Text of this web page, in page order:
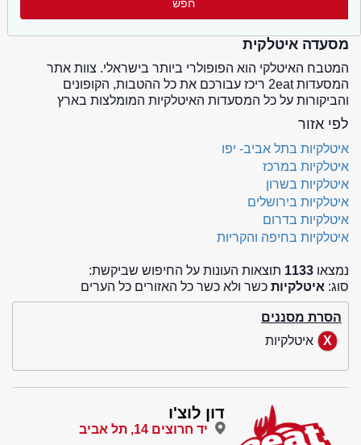
מסעדה איטלקית
המטבח האיטלקי הוא הפופולרי ביותר בישראלי. צוות אתר
המסעדות 2eat ריכז עבורכם את כל ההטבות, הקופונים
והביקורות על כל המסעדות האיטלקיות המומלצות בארץ
לפי אזור
איטלקיות בתל אביב- יפו
איטלקיות במרכז
איטלקיות בשרון
איטלקיות בירושלים
איטלקיות בדרום
איטלקיות בחיפה והקריות
נמצאו 1133 תוצאות העונות על החיפוש שביקשת:
סוג: איטלקיות כשר ולא כשר כל האזורים כל הערים
הסרת מסננים
איטלקיות
דון לוצ'ו
יד חרוצים 14, תל אביב